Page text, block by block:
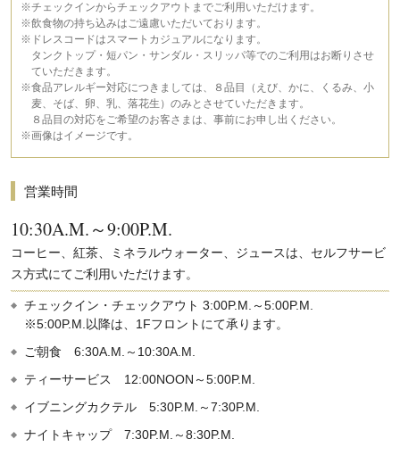
※チェックインからチェックアウトまでご利用いただけます。
※飲食物の持ち込みはご遠慮いただいております。
※ドレスコードはスマートカジュアルになります。
タンクトップ・短パン・サンダル・スリッパ等でのご利用はお断りさせ
ていただきます。
※食品アレルギー対応につきましては、８品目（えび、かに、くるみ、小
麦、そば、卵、乳、落花生）のみとさせていただきます。
８品目の対応をご希望のお客さまは、事前にお申し出ください。
※画像はイメージです。
営業時間
10:30A.M.～9:00P.M.
コーヒー、紅茶、ミネラルウォーター、ジュースは、セルフサービ
ス方式にてご利用いただけます。
チェックイン・チェックアウト 3:00P.M.～5:00P.M.
※5:00P.M.以降は、1Fフロントにて承ります。
ご朝食 6:30A.M.～10:30A.M.
ティーサービス 12:00NOON～5:00P.M.
イブニングカクテル 5:30P.M.～7:30P.M.
ナイトキャップ 7:30P.M.～8:30P.M.